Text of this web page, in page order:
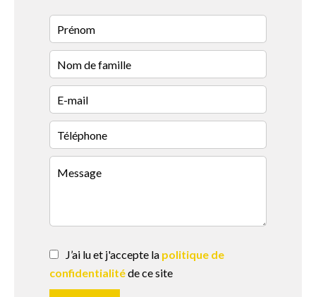
J’ai lu et j'accepte la politique de
confidentialitéde ce site